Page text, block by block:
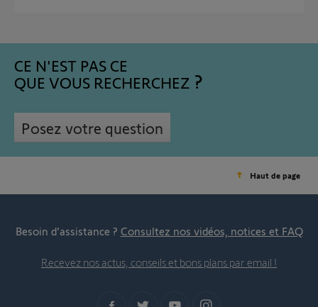
CE N'EST PAS CE
QUE VOUS RECHERCHEZ
Posez votre question
Haut de page
Besoin d’assistance ? Consultez nos vidéos, notices et FAQ
Recevez nos actus, conseils et bons plans par email !